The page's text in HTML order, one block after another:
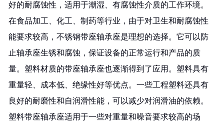
好的耐腐蚀性，适用于潮湿、有腐蚀性介质的工作环境。
在食品加工、化工、制药等行业，由于对卫生和耐腐蚀性
能要求较高，不锈钢带座轴承座是理想的选择。它可以防
止轴承座生锈和腐蚀，保证设备的正常运行和产品的质
量。塑料材质的带座轴承座也逐渐得到了应用。塑料具有
重量轻、成本低、绝缘性好等优点。一些工程塑料还具有
良好的耐磨性和自润滑性能，可以减少对润滑油的依赖。
塑料带座轴承座适用于一些对重量和噪音要求较高的场